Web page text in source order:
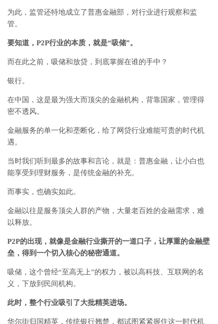
为此，监管还特地成立了普惠金融部，对行业进行观察和监
管。
要知道，P2P行业的本质，就是“吸储”。
而在此之前，吸储和放贷，到底掌握在谁的手中？
银行。
在中国，这是最为强大而顶尖的金融机构，背靠国家，管理得
密不透风。
金融服务的单一化和垄断化，给了网贷行业难能可贵的时代机
遇。
当时我们听到最多的故事和言论，就是：普惠金融，让小白也
能享受到理财服务，是传统金融的补充。
而事实，也确实如此。
金融以往是服务顶尖人群的产物，大量老百姓的金融需求，难
以释放。
P2P的出现，就像是金融行业撕开的一道口子，让厚重的金融壁
垒，得到一个切入核心的秘密通道。
吸储，这个曾经“至高无上”的权力，被以高科技、互联网的名
义，下放到民间机构。
此时，整个行业吸引了大批精英进场。
华尔街归国精英，传统银行翘楚，都试图紧紧握住这一时代机